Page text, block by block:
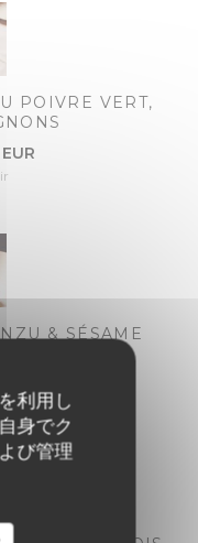
利用し
身でク
び管理
POIVRE VERT,
& SÉSAME